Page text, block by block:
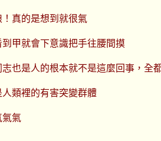
！真的是想到就很氣
到甲就會下意識把手往腰間摸
志也是人的根本就不是這麼回事，全
人類裡的有害突變群體
氣氣